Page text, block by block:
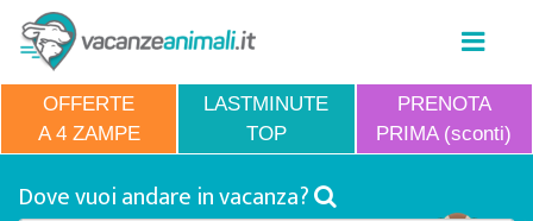
OFFERTE
A 4 ZAMPE
LASTMINUTE
TOP
PRENOTA
PRIMA (sconti)
Dove vuoi andare in vacanza?